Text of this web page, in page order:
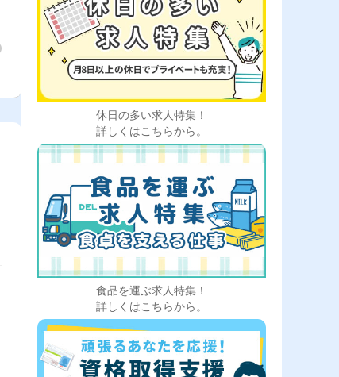
休日の多い求人特集！
詳しくはこちらから。
食品を運ぶ求人特集！
詳しくはこちらから。